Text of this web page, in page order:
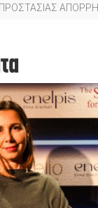
ΠΡΟΣΤΑΣΙΑΣ